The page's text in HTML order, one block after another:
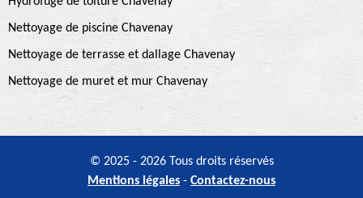
Nettoyage de piscine Chavenay
Nettoyage de terrasse et dallage Chavenay
Nettoyage de muret et mur Chavenay
© 2025 - 2026 Tous droits réservés
Mentions légales - Contactez-nous